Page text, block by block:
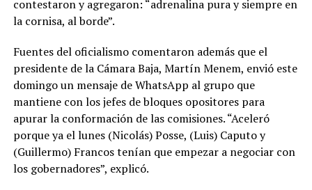
contestaron y agregaron: “adrenalina pura y siempre en
la cornisa, al borde”.
Fuentes del oficialismo comentaron además que el
presidente de la Cámara Baja, Martín Menem, envió este
domingo un mensaje de WhatsApp al grupo que
mantiene con los jefes de bloques opositores para
apurar la conformación de las comisiones. “Aceleró
porque ya el lunes (Nicolás) Posse, (Luis) Caputo y
(Guillermo) Francos tenían que empezar a negociar con
los gobernadores”, explicó.